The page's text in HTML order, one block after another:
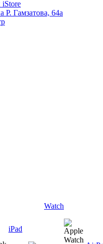
Р. Гамзатова, 64а
iPad
Watch